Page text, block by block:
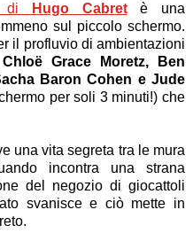
di
Hugo Cabretè una
sul piccolo schermo.
il profluvio di ambientazioni
Grace Moretz, Ben
Baron Cohen e Jude
per soli 3 minuti!) che
una vita segreta tra le mura
incontra una strana
del negozio di giocattoli
svanisce e ciò mette in